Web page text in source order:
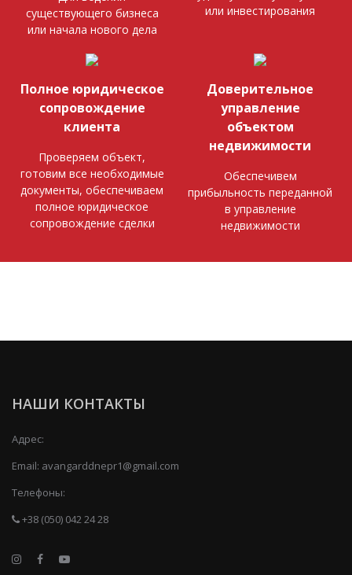
существующего бизнеса
или начала нового дела
или инвестирования
Полное юридическое
сопровождение
клиента
Проверяем объект,
готовим все необходимые
документы, обеспечиваем
полное юридическое
сопровождение сделки
Доверительное
управление
объектом
недвижимости
Обеспечивем
прибыльность переданной
в управление
недвижимости
НАШИ КОНТАКТЫ
Адрес:
Email: avangarddnepr1@gmail.com
Телефоны:
+38 (050) 042 24 28